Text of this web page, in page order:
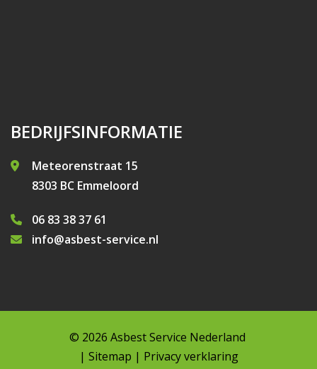
BEDRIJFSINFORMATIE
Meteorenstraat 15
8303 BC Emmeloord
06 83 38 37 61
info@asbest-service.nl
© 2026 Asbest Service Nederland
| Sitemap | Privacy verklaring